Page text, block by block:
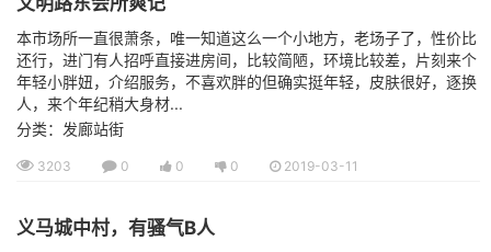
本市场所一直很萧条，唯一知道这么一个小地方，老场子了，性价比
还行，进门有人招呼直接进房间，比较简陋，环境比较差，片刻来个
年轻小胖妞，介绍服务，不喜欢胖的但确实挺年轻，皮肤很好，逐换
人，来个年纪稍大身材...
分类：发廊站街
3203 0 0 0 2019-03-11
义马城中村，有骚气B人